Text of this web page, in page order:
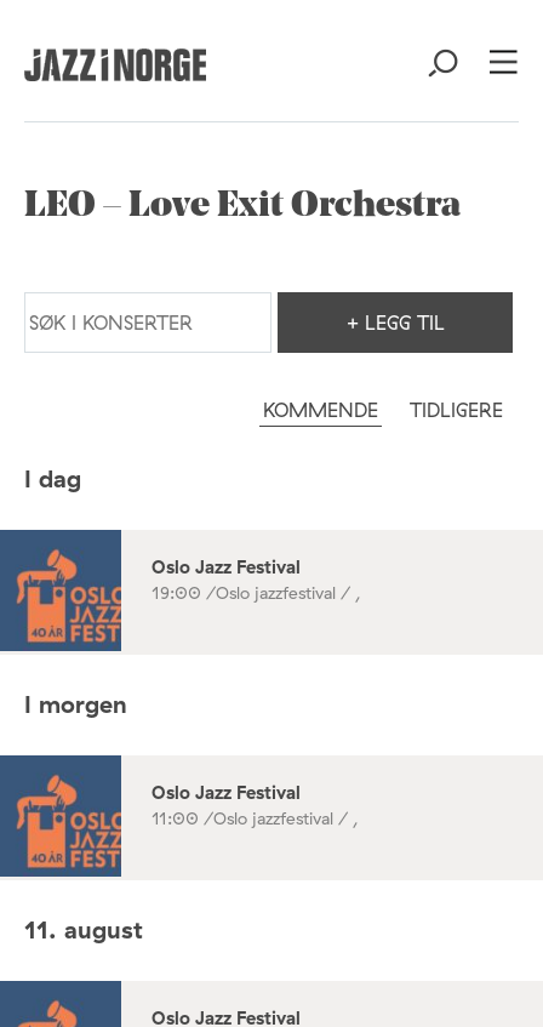
LEO – Love Exit Orchestra
+ LEGG TIL
KOMMENDE TIDLIGERE
I dag
Oslo Jazz Festival
19:00 /Oslo jazzfestival / ,
I morgen
Oslo Jazz Festival
11:00 /Oslo jazzfestival / ,
11. august
Oslo Jazz Festival